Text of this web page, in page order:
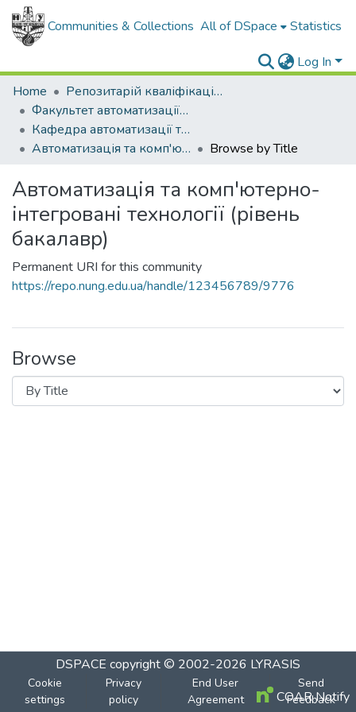
Communities & Collections All of DSpace Statistics
Log In
Home
Репозитарій кваліфікаційних робіт здобувачів вищої освіти
Факультет автоматизації та енергетики
Кафедра автоматизації та комп'ютерно-інтегрованих технологій
Автоматизація та комп'ютерно-інтегровані технології (рівень бакалавр)
Browse by Title
Автоматизація та комп'ютерно-
інтегровані технології (рівень
бакалавр)
Permanent URI for this community
https://repo.nung.edu.ua/handle/123456789/9776
Browse
DSPACE copyright © 2002-2026 LYRASIS
Cookie
settings
Privacy
policy
End User
Agreement
Send
Feedback
COAR Notify